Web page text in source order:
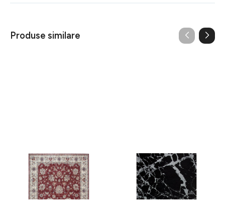
Produse similare
Covor rezistent Eko, ALT
05 - Red, Ivory, 100%
poliester, 80 x 150 cm
256 lei
Covor rezistent SM 21 -
Black, Silver XW, 80x300
441 lei